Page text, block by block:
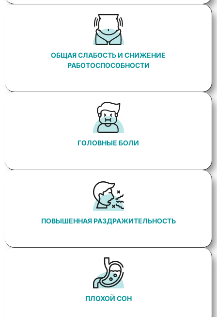
ОБЩАЯ СЛАБОСТЬ И СНИЖЕНИЕ
РАБОТОСПОСОБНОСТИ
ГОЛОВНЫЕ БОЛИ
ПОВЫШЕННАЯ РАЗДРАЖИТЕЛЬНОСТЬ
ПЛОХОЙ СОН